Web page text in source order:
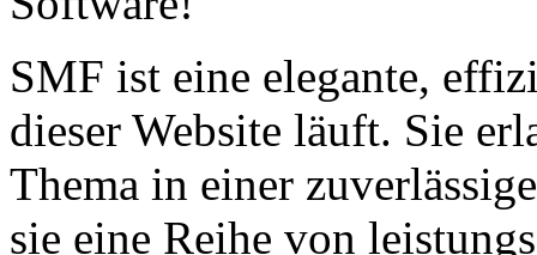
SMF ist eine elegante,
dieser Website läuft. Sie
Thema in einer
sie eine Reihe von